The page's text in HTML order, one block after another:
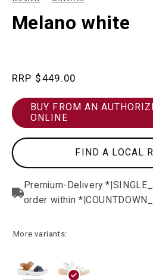
Melano white
Regular$449.00
BUY FROM AN
ONLINE
FIND A LOCAL
More variants: